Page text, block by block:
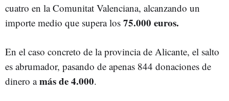
cuatro en la Comunitat Valenciana, alcanzando un
importe medio que supera los 75.000 euros.
En el caso concreto de la provincia de Alicante, el salto
es abrumador, pasando de apenas 844 donaciones de
dinero amás de 4.000.